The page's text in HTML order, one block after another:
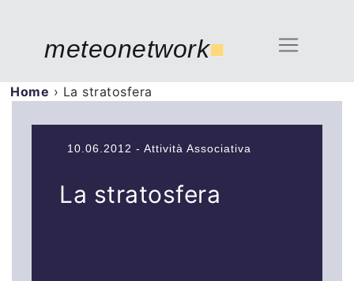
meteonetwork■
Home › La stratosfera
10.06.2012 - Attività Associativa
La stratosfera